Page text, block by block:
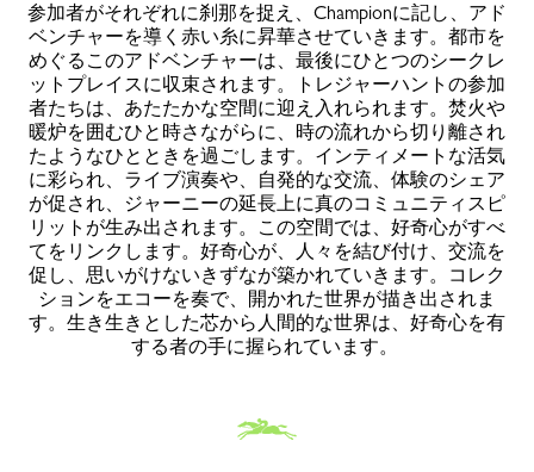
参加者がそれぞれに刹那を捉え、Championに記し、アド
ベンチャーを導く赤い糸に昇華させていきます。都市を
めぐるこのアドベンチャーは、最後にひとつのシークレ
ットプレイスに収束されます。トレジャーハントの参加
者たちは、あたたかな空間に迎え入れられます。焚火や
暖炉を囲むひと時さながらに、時の流れから切り離され
たようなひとときを過ごします。インティメートな活気
に彩られ、ライブ演奏や、自発的な交流、体験のシェア
が促され、ジャーニーの延長上に真のコミュニティスピ
リットが生み出されます。この空間では、好奇心がすべ
てをリンクします。好奇心が、人々を結び付け、交流を
促し、思いがけないきずなが築かれていきます。コレク
ションをエコーを奏で、開かれた世界が描き出されま
す。生き生きとした芯から人間的な世界は、好奇心を有
する者の手に握られています。